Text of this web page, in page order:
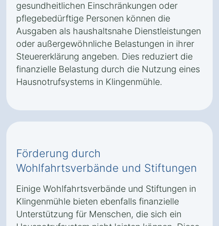
gesundheitlichen Einschränkungen oder
pflegebedürftige Personen können die
Ausgaben als haushaltsnahe Dienstleistungen
oder außergewöhnliche Belastungen in ihrer
Steuererklärung angeben. Dies reduziert die
finanzielle Belastung durch die Nutzung eines
Hausnotrufsystems in Klingenmühle.
Förderung durch
Wohlfahrtsverbände und Stiftungen
Einige Wohlfahrtsverbände und Stiftungen in
Klingenmühle bieten ebenfalls finanzielle
Unterstützung für Menschen, die sich ein